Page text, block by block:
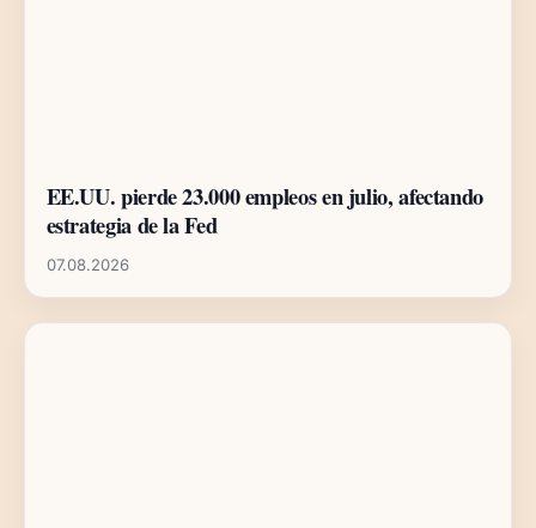
EE.UU. pierde 23.000 empleos en julio, afectando
estrategia de la Fed
07.08.2026